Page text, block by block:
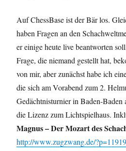
Auf ChessBase ist der Bär los.
haben Fragen an den
er einige heute live beantworten
Frage, die niemand gestellt hat,
von mir, aber zunächst habe ich
die sich am Vorabend zum 2.
Gedächtnisturnier in Baden-
die Lizenz zum Lichtspielhaus.
Magnus – Der Mozart des
http://www.zugzwang.de/?p=11919